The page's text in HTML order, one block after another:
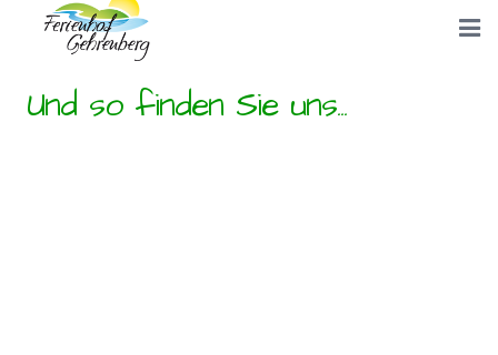
Und so finden Sie uns...